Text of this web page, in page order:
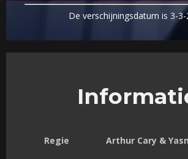
De verschijningsdatum is 3-3-
Regie Arthur Cary &